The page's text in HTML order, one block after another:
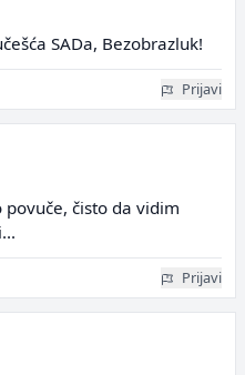
SADa, Bezobrazluk!
Prijavi
čisto da vidim
Prijavi